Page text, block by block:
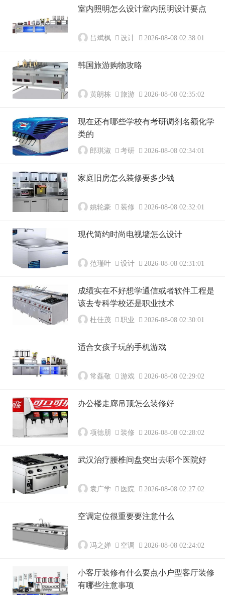
风水对家庭的氛围与和谐影响很大。那么厨房装
修风水要注意什么呢？厨房风水禁忌有哪些？接
重简。...
室内照明怎么设计室内照明设计要点
吕斌枫 设计 2026-08-08 02:38:01
韩国旅游购物攻略
黄朗栋 旅游 2026-08-08 02:35:02
现在还有哪些学校有考研调剂名额化学
类的
郎琪淑 考研 2026-08-08 02:34:01
家庭旧房怎么装修要多少钱
姚轮豪 装修 2026-08-08 02:32:01
现代简约时尚电视墙怎么设计
范瑾叶 设计 2026-08-08 02:31:01
成绩实在不好想学通信或者软件工程是
该去专科学校还是职业技术
杜佳茂 职业 2026-08-08 02:30:01
适合女孩子玩的手机游戏
常磊敬 游戏 2026-08-08 02:29:02
办公楼走廊吊顶怎么装修好
项德朋 装修 2026-08-08 02:28:02
武汉治疗腰椎间盘突出去哪个医院好
袁广学 医院 2026-08-08 02:27:02
空调定位很重要要注意什么
冯之婵 空调 2026-08-08 02:24:02
小客厅装修有什么要点小户型客厅装修
有哪些注意事项